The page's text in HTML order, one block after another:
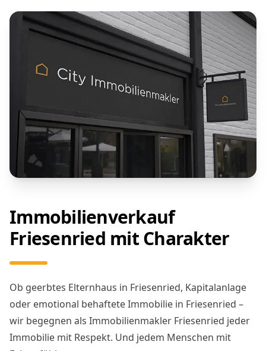
Immobilienverkauf
Friesenried mit Charakter
Ob geerbtes Elternhaus in Friesenried, Kapitalanlage
oder emotional behaftete Immobilie in Friesenried –
wir begegnen als Immobilienmakler Friesenried jeder
Immobilie mit Respekt. Und jedem Menschen mit